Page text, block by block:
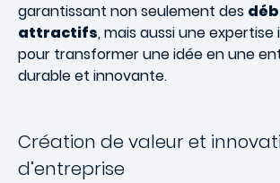
garantissant non seulement des
attractifs, mais aussi une expertise
pour transformer une idée en une
durable et innovante.
Création de valeur et
d’entreprise